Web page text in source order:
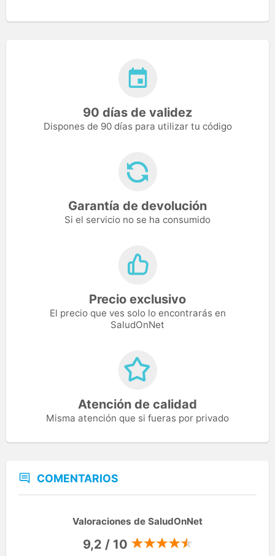
90 días de validez
Dispones de 90 días para utilizar tu código
Garantía de devolución
Si el servicio no se ha consumido
Precio exclusivo
El precio que ves solo lo encontrarás en
SaludOnNet
Atención de calidad
Misma atención que si fueras por privado
COMENTARIOS
Valoraciones de SaludOnNet
9,2 / 10